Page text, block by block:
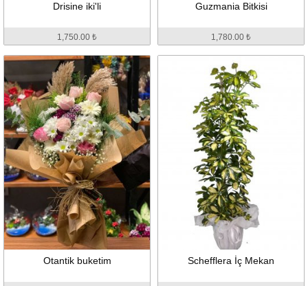
Drisine iki'li
1,750.00 ₺
Guzmania Bitkisi
1,780.00 ₺
Otantik buketim Schefflera İç Mekan